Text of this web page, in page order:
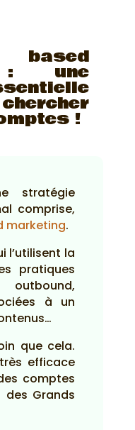
based
: une
!
stratégie
comprise,
marketing.
l’utilisent la
pratiques
à un
que cela.
efficace
comptes
des Grands